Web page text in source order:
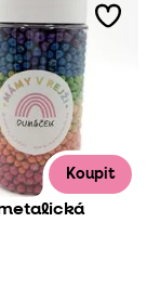
Koupit